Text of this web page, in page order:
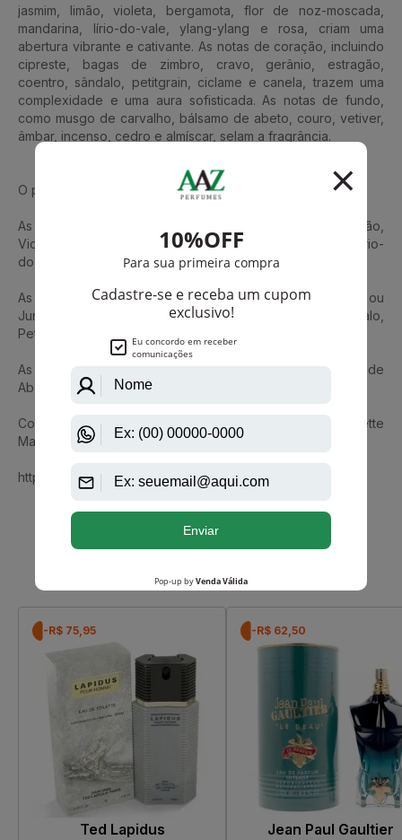
jasmim, limão, violeta, bergamota, flor de noz-moscada,
mandarina, lírio-do-vale, ylang-ylang e rosa, criam uma
abertura vibrante e cativante. As notas de coração, incluindo
cipreste, bagas de zimbro, cravo, gerânio, estragão,
coentro, sândalo, petitgrain, ciclame e canela, trazem uma
complexidade e uma aura sofisticada. As notas de fundo,
como musgo de carvalho, bálsamo de abeto, couro, vetiver,
âmbar, incenso, cedro e almíscar, selam a fragrância.
O perfumista que assina esta fragrância é Alberto Morillas.
As notas de topo são: Lavanda, Jasmim, Notas Verdes, Limão,
Violeta, Bergamota, Flor de Noz-Moscada, Mandarina, Lírio-
do-Vale, Ylang Ylang e Rosa.
As notas de coração são: Cipreste, Bagas de Zimbro ou
Junípero, Cravo, Gerânio, Estragão, Coentro, Sândalo,
Petitgrain, Cyclamen e Canela.
As notas de fundo são: Musgo de Carvalho, Bálsamo de
Abeto, Couro, Vetiver, Âmbar, Incenso, Cedro e Almíscar.
Conheça também Givenchy Pour Homme Eau De Toilette
Masculino
https://www.aazperfumes.com.br/Givenchy
-R$ 75,95
Ted Lapidus
-R$ 62,50
Jean Paul Gaultier